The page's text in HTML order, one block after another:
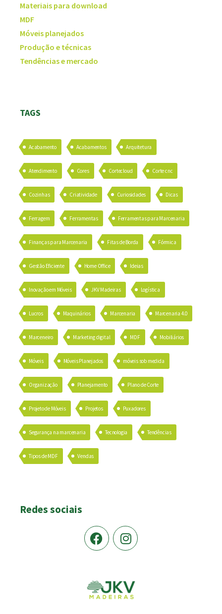
Materiais para download
MDF
Móveis planejados
Produção e técnicas
Tendências e mercado
TAGS
Acabamento Acabamentos Arquitetura
Atendimento Cores Cortecloud Corte cnc
Cozinhas Criatividade Curiosidades Dicas
Ferragem Ferramentas Ferramentas para Marcenaria
Finanças para Marcenaria Fitas de Borda Fórmica
Gestão Eficiente Home Office Ideias
Inovação em Móveis JKV Madeiras Logística
Lucros Maquinários Marcenaria Marcenaria 4.0
Marceneiro Marketing digital MDF Mobiliários
Móveis Móveis Planejados móveis sob medida
Organização Planejamento Plano de Corte
Projeto de Móveis Projetos Puxadores
Segurança na marcenaria Tecnologia Tendências
Tipos de MDF Vendas
Redes sociais